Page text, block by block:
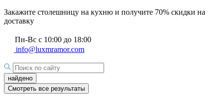
Закажите столешницу на кухню и получите 70% скидки на
доставку
Пн-Вс с 10:00 до 18:00
info@luxmramor.com
найдено
Смотреть все результаты